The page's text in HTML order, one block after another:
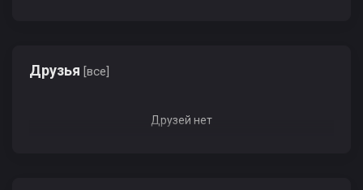
Друзья [все]
Друзей нет